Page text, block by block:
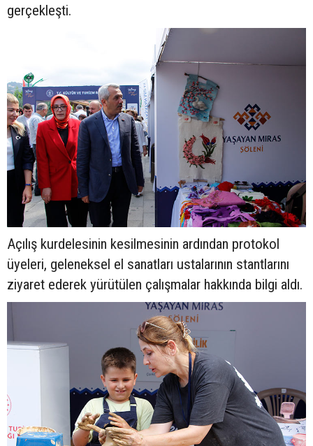
gerçekleşti.
Açılış kurdelesinin kesilmesinin ardından protokol
üyeleri, geleneksel el sanatları ustalarının stantlarını
ziyaret ederek yürütülen çalışmalar hakkında bilgi aldı.